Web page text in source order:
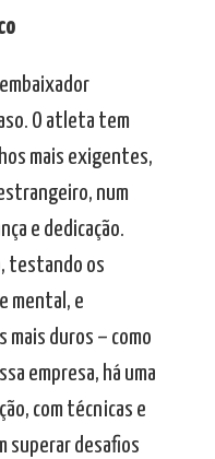
O atleta tem
mais exigentes,
num
e dedicação.
testando os
mental, e
duros – como
empresa, há uma
com técnicas e
superar desafios